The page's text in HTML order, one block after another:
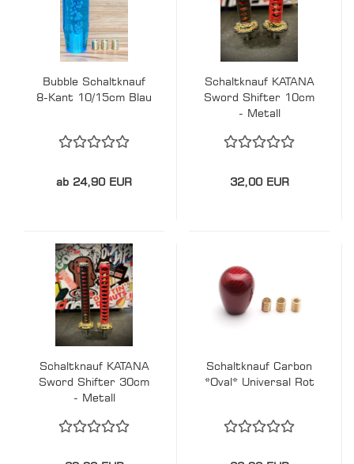
Bubble Schaltknauf
8-Kant 10/15cm Blau
ab 24,90 EUR
Schaltknauf KATANA
Sword Shifter 10cm
- Metall
32,00 EUR
Schaltknauf KATANA
Sword Shifter 30cm
- Metall
Schaltknauf Carbon
*Oval* Universal Rot